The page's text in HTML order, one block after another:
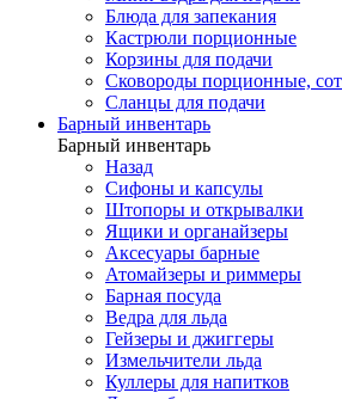
Блюда для запекания
Кастрюли порционные
Корзины для подачи
Сковороды порционные,
Сланцы для подачи
Барный инвентарь
Барный инвентарь
Назад
Сифоны и капсулы
Штопоры и открывалки
Ящики и органайзеры
Аксесуары барные
Атомайзеры и риммеры
Барная посуда
Ведра для льда
Гейзеры и джиггеры
Измельчители льда
Куллеры для напитков